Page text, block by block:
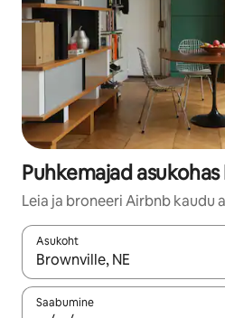
Puhkemajad
Leia ja broneeri Airbnb kaudu
Asukoht
Kui tulemused on kuvatud,
Saabumine